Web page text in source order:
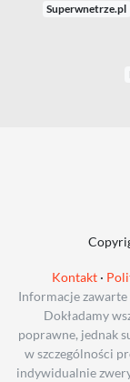
Superwnetrze.pl
Kontakt ·
Informacje zawarte
Dokładamy
poprawne, jednak
w szczególności
indywidualnie